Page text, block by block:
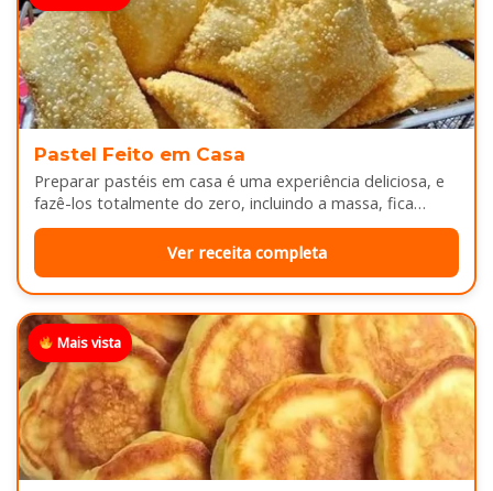
Pastel Feito em Casa
Preparar pastéis em casa é uma experiência deliciosa, e
fazê-los totalmente do zero, incluindo a massa, fica
melhor ainda...
Ver receita completa
Mais vista